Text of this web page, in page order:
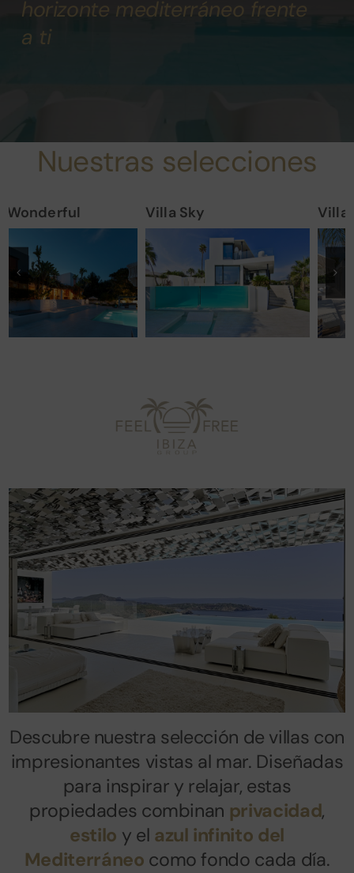
horizonte mediterráneo frente
a ti
Nuestras selecciones
Villa Sky
Descubre nuestra selección de villas con
impresionantes vistas al mar. Diseñadas
para inspirar y relajar, estas
propiedades combinan privacidad,
estilo y el azul infinito del
Mediterráneo como fondo cada día.